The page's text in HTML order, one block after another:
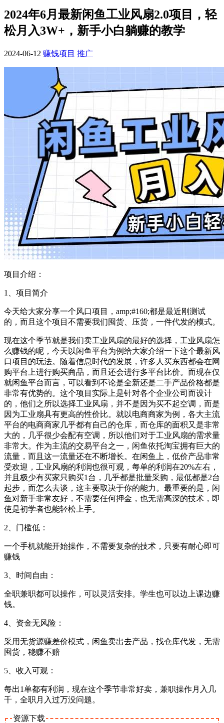
2024年6月最新闲鱼工业风扇2.0项目，轻
松月入3W+，新手小白躺赚的教学
2024-06-12 赚钱项目 推广
项目介绍：
1、项目简介
今天给大家分享一个风口项目，amp;#160;都是最近刚测试
的，而且这个项目不需要我们囤货、压货，一件代发的模式。
现在这个季节就是我们卖工业风扇的最好的选择，工业风扇怎
么赚钱的呢，今天以闲鱼平台为例给大家介绍一下这个最新风
口项目的玩法。随着信息时代的发展，许多人买东西都会在网
购平台上进行购买商品，而且还会进行多平台比价。而现在仅
就闲鱼平台而言，可以看到不论是全新还是二手产品价格都是
非常有优势的。这个项目实际上是针对各个企业公司而设计
的，他们之所以选择工业风扇，并不是因为买不起空调，而是
因为工业扇具有更高的性价比。就以电商商家为例，各大主流
平台的电商商家几乎都有自己的仓库，而仓库的面积又是非常
大的，几乎很少会配有空调，所以他们对于工业风扇的需求量
非常大。作为主流的交易平台之一，闲鱼依托淘宝拥有巨大的
流量，而且这一流量还在不断增长。在闲鱼上，低价产品非常
受欢迎，工业风扇的利润也很可观，每单的利润在20%左右，
并且极少有买家只购买1台，几乎都是批量采购，最低都是2台
起步，而怎么去谈，这主要取决于你的能力。最重要的是，闲
鱼对新手非常友好，不需要任何押金，也无需高深的技术，即
使是初学者也能轻松上手。
2、门槛低：
一个手机就能开始操作，不需要复杂的技术，只要有耐心即可
赚钱
3、时间自由：
全职兼职都可以操作，可以灵活安排。学生也可以边上课边赚
钱。
4、资金无风险：
采用无货源赚差价模式，闲鱼卖出去产品，找仓库代发，无需
囤货，稳赚不赔
5、收入可观：
每出1单都有利润，现在这个季节非常好卖，兼职操作月入几
千，全职月入过万没问题。
资源下载